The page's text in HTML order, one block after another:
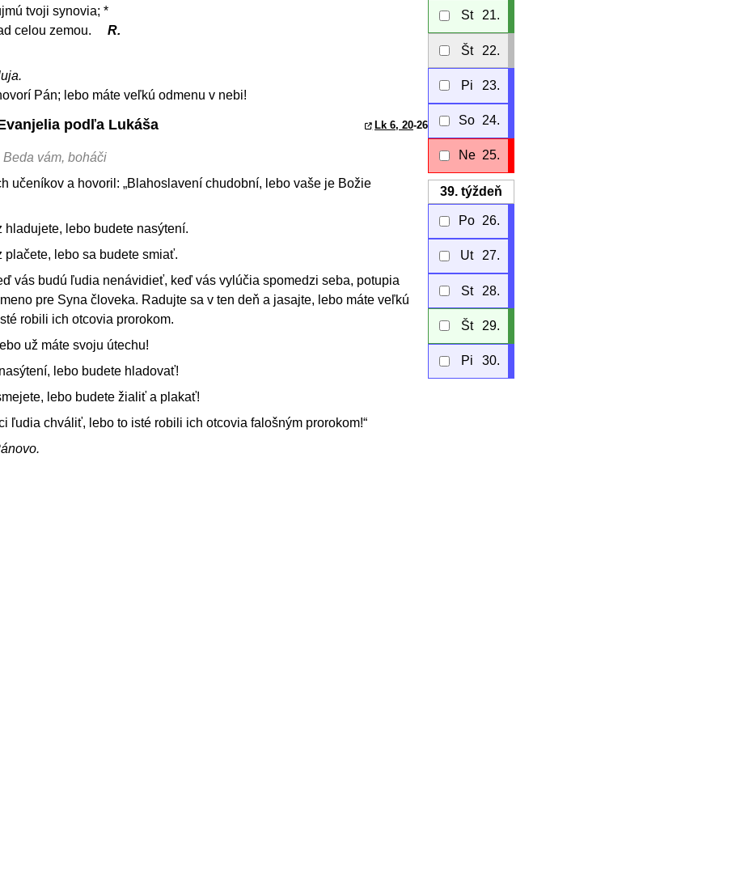
tvoji synovia; *
celou zemou.
R.
Pán; lebo máte veľkú odmenu v nebi!
podľa Lukáša Lk 6, 20-26
vám, boháči
učeníkov a hovoril: „Blahoslavení chudobní, lebo vaše je Božie
hladujete, lebo budete nasýtení.
plačete, lebo sa budete smiať.
vás budú ľudia nenávidieť, keď vás vylúčia spomedzi seba, potupia
pre Syna človeka. Radujte sa v ten deň a jasajte, lebo máte veľkú
robili ich otcovia prorokom.
už máte svoju útechu!
lebo budete hladovať!
lebo budete žialiť a plakať!
ľudia chváliť, lebo to isté robili ich otcovia falošným prorokom!“
St 21.
Št 22.
Pi 23.
So 24.
Ne 25.
39.týždeň
Po 26.
Ut 27.
St 28.
Št 29.
Pi 30.